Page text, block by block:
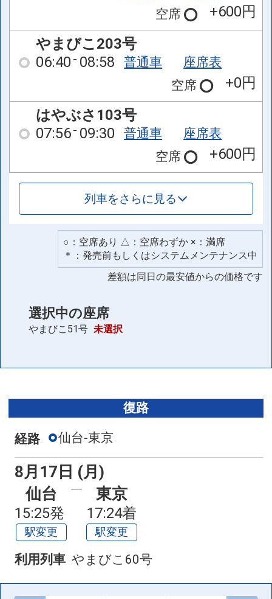
空席
+600円
やまびこ203号
06:40 08:58 普通車
座席表
空席
+0円
はやぶさ103号
07:56 09:30 普通車
座席表
空席
+600円
列車をさらに見る
○：空席あり △：空席わずか ×：満席
＊：発売前もしくはシステムメンテナンス中
差額は同日の最安値からの価格です
選択中の座席
やまびこ51号 未選択
復路
経路 仙台-東京
8月17日 (月)
仙台
15:25発
駅変更
東京
17:24着
駅変更
利用列車 やまびこ60号